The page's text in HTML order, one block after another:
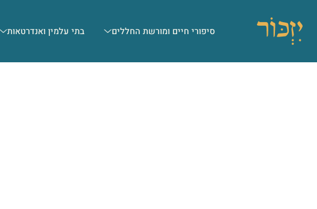
סיפורי חיים ומורשת החללים בתי עלמין ואנדרטאות